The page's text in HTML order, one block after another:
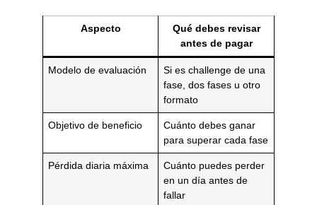
Aspecto
Qué debes revisar
antes de pagar
Modelo de evaluación
Si es challenge de una
fase, dos fases u otro
formato
Objetivo de beneficio
Cuánto debes ganar
para superar cada fase
Pérdida diaria máxima
Cuánto puedes perder
en un día antes de
fallar